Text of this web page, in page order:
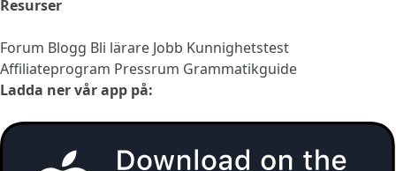
Resurser
Forum Blogg Bli lärare Jobb Kunnighetstest
Affiliateprogram Pressrum Grammatikguide
Ladda ner vår app på: